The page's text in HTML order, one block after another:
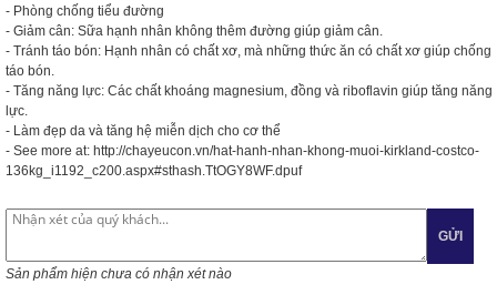
- Phòng chống tiểu đường
- Giảm cân: Sữa hạnh nhân không thêm đường giúp giảm cân.
- Tránh táo bón: Hạnh nhân có chất xơ, mà những thức ăn có chất xơ giúp chống
táo bón.
- Tăng năng lực: Các chất khoáng magnesium, đồng và riboflavin giúp tăng năng
lực.
- Làm đẹp da và tăng hệ miễn dịch cho cơ thể
- See more at: http://chayeucon.vn/hat-hanh-nhan-khong-muoi-kirkland-costco-
136kg_i1192_c200.aspx#sthash.TtOGY8WF.dpuf
GỬI
Sản phẩm hiện chưa có nhận xét nào